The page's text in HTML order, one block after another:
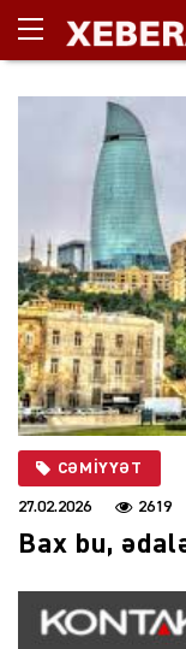
CƏMIYYƏT
27.02.2026 2619
Bax bu,